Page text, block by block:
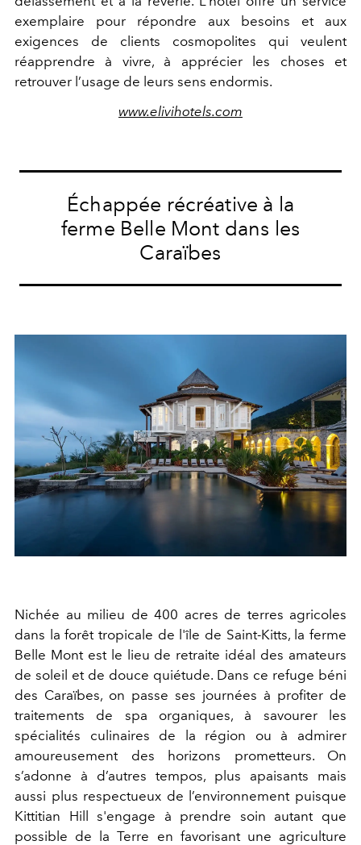
exemplaire pour répondre aux besoins et aux
exigences de clients cosmopolites qui veulent
réapprendre à vivre, à apprécier les choses et
retrouver l’usage de leurs sens endormis.
www.elivihotels.com
Échappée récréative à la
ferme Belle Mont dans les
Caraïbes
Nichée au milieu de 400 acres de terres agricoles
dans la forêt tropicale de l'île de Saint-Kitts, la ferme
Belle Mont est le lieu de retraite idéal des amateurs
de soleil et de douce quiétude. Dans ce refuge béni
des Caraïbes, on passe ses journées à profiter de
traitements de spa organiques, à savourer les
spécialités culinaires de la région ou à admirer
amoureusement des horizons prometteurs. On
s’adonne à d’autres tempos, plus apaisants mais
aussi plus respectueux de l’environnement puisque
Kittitian Hill s'engage à prendre soin autant que
possible de la Terre en favorisant une agriculture